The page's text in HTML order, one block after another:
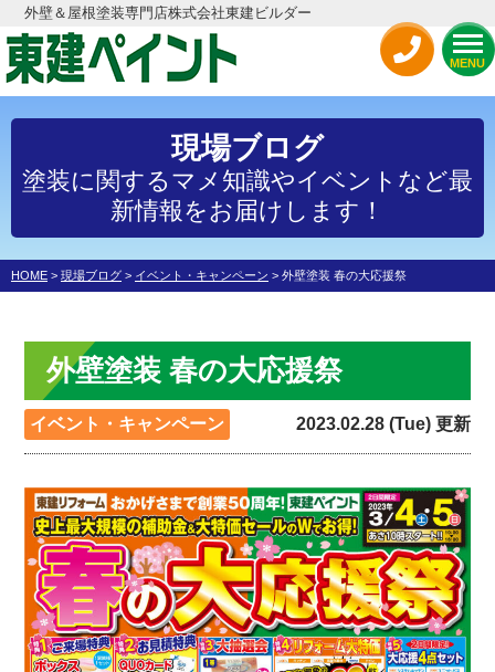
外壁＆屋根塗装専門店株式会社東建ビルダー
MENU
現場ブログ
塗装に関するマメ知識やイベントなど最
新情報をお届けします！
HOME > 現場ブログ > イベント・キャンペーン > 外壁塗装 春の大応援祭
外壁塗装 春の大応援祭
イベント・キャンペーン 2023.02.28 (Tue) 更新